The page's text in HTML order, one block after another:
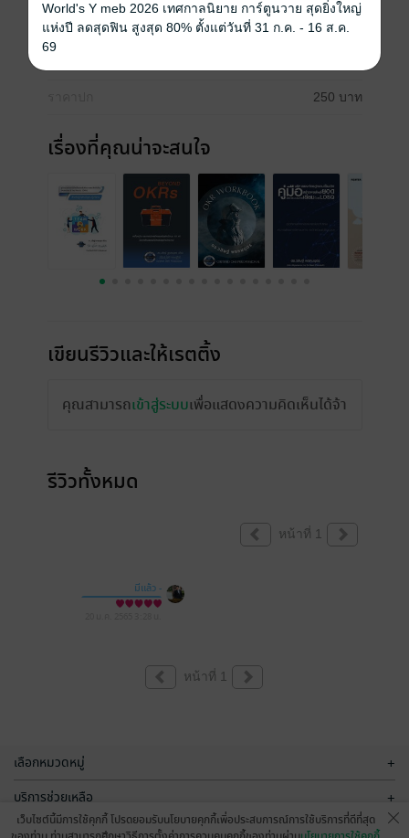
วันที่วางขาย 19 มกราคม 2565
250 บาท
เรื่องที่คุณน่าจะสนใจ
เขียนรีวิวและให้เรตติ้ง
คุณสามารถเข้าสู่ระบบเพื่อแสดงความคิดเห็นได้จ้า
รีวิวทั้งหมด
หน้าที่ 1
มีแล้ว -
Wasit Prombutr
หน้าที่ 1
เลือกหมวดหมู่ +
บริการช่วยเหลือ +
เกี่ยวกับเรา
เว็บไซต์นี้มีการใช้คุกกี้ โปรดยอมรับนโยบายคุกกี้เพื่อประสบการณ์การใช้บริการที่ดีที่สุด
World's Y meb 2026 เทศกาลนิยาย การ์ตูนวาย สุดยิ่งใหญ่
แห่งปี ลดสุดฟิน สูงสุด 80% ตั้งแต่วันที่ 31 ก.ค. - 16 ส.ค.
69